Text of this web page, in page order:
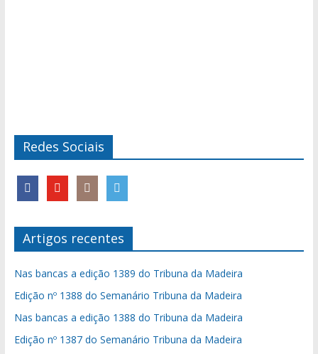
Redes Sociais
Artigos recentes
Nas bancas a edição 1389 do Tribuna da Madeira
Edição nº 1388 do Semanário Tribuna da Madeira
Nas bancas a edição 1388 do Tribuna da Madeira
Edição nº 1387 do Semanário Tribuna da Madeira